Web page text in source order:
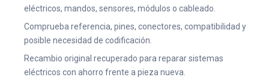
eléctricos, mandos, sensores, módulos o cableado.
Comprueba referencia, pines, conectores, compatibilidad y
posible necesidad de codificación.
Recambio original recuperado para reparar sistemas
eléctricos con ahorro frente a pieza nueva.